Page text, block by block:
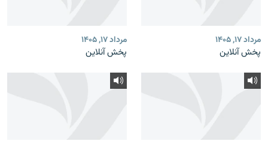
مرداد ۱۷, ۱۴۰۵
پخش آنلاین
مرداد ۱۷, ۱۴۰۵
پخش آنلاین